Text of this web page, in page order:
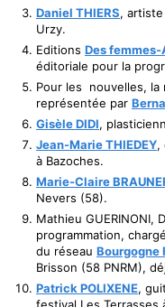
Daniel THIERS,
Urzy.
Editions Des
éditoriale pour la
Pour les nouvelles, la
représentée par
Gisèle DIDI,
Jean-Marie THIEDEY,
à Bazoches.
Marie-Claire
Nevers (58).
Mathieu GUERINONI,
programmation,
du réseau Bourgogne
Brisson (58 PNRM),
Patrick POLIXENE,
festival Les Terrasses